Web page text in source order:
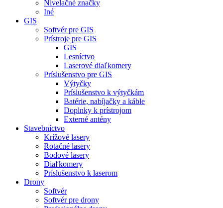
Nivelačné značky
Iné
GIS
Softvér pre GIS
Prístroje pre GIS
GIS
Lesníctvo
Laserové diaľkomery
Príslušenstvo pre GIS
Výtyčky
Príslušenstvo k výtyčkám
Batérie, nabíjačky a káble
Doplnky k prístrojom
Externé antény
Stavebníctvo
Krížové lasery
Rotačné lasery
Bodové lasery
Diaľkomery
Príslušenstvo k laserom
Drony
Softvér
Softvér pre drony